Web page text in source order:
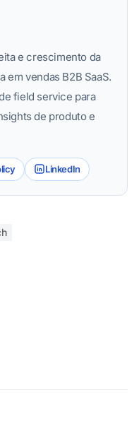
e crescimento da
em vendas B2B SaaS.
field service para
de produto e
LinkedIn